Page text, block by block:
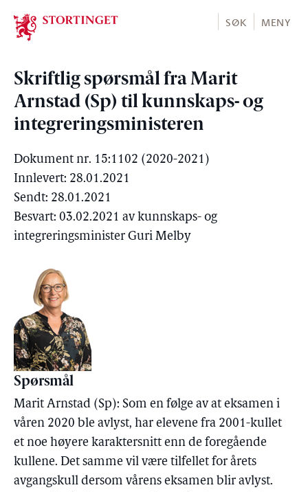
Stortinget.no
SØK MENY
Skriftlig spørsmål fra Marit
Arnstad (Sp) til kunnskaps- og
integreringsministeren
Dokument nr. 15:1102 (2020-2021)
Innlevert: 28.01.2021
Sendt: 28.01.2021
Besvart: 03.02.2021 av kunnskaps- og
integreringsminister Guri Melby
Spørsmål
Marit Arnstad (Sp): Som en følge av at eksamen i
våren 2020 ble avlyst, har elevene fra 2001-kullet
et noe høyere karaktersnitt enn de foregående
kullene. Det samme vil være tilfellet for årets
avgangskull dersom vårens eksamen blir avlyst.